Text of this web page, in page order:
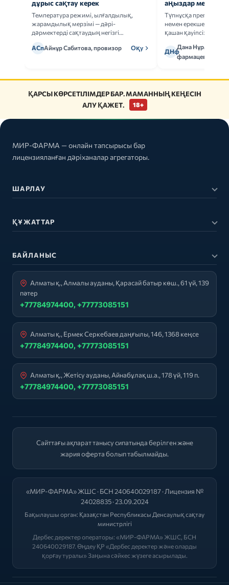
дұрыс сақтау керек
Температура режимі, ылғалдылық,
жарамдылық мерзімі — дәрі-
дәрмектерді сақтаудың негізгі
АСпАйнұр Сабитова, провизор Оқу
аңыздар мен
Түпнұсқа
немен ерекшеленеді
қашан қауіпсіз.
ДНф
Дана
фармацевт
ҚАРСЫ КӨРСЕТІЛІМДЕР БАР. МАМАННЫҢ КЕҢЕСІН
АЛУ ҚАЖЕТ.
18+
МИР-ФАРМА — онлайн тапсырысы бар
лицензияланған дәріханалар агрегаторы.
ШАРЛАУ
ҚҰЖАТТАР
БАЙЛАНЫС
Алматы қ., Алмалы ауданы, Қарасай батыр көш., 61 үй, 139
пәтер
+77784974400, +77773085151
Алматы қ., Ермек Серкебаев даңғылы, 146, 1368 кеңсе
+77784974400, +77773085151
Алматы қ., Жетісу ауданы, Айнабұлақ ш.а., 178 үй, 119 п.
+77784974400, +77773085151
Сайттағы ақпарат танысу сипатында берілген және
жария оферта болып табылмайды.
«МИР-ФАРМА» ЖШС · БСН 240640029187 · Лицензия №
24028835 · 23.09.2024
Бақылаушы орган: Қазақстан Республикасы Денсаулық сақтау
министрлігі
Дербес деректер операторы: «МИР-ФАРМА» ЖШС, БСН
240640029187. Өңдеу ҚР «Дербес деректер және оларды
қорғау туралы» Заңына сәйкес жүзеге асырылады.